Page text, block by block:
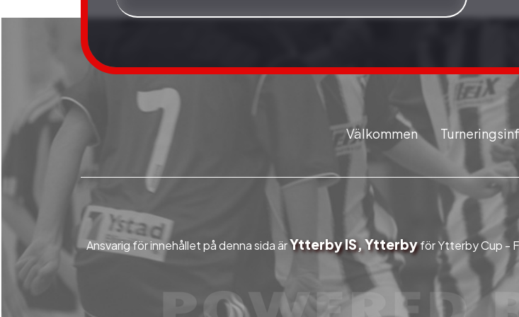
Välkommen
Ansvarig för innehållet på denna sida ärYtterby IS, Ytterbyför Ytterby Cup -